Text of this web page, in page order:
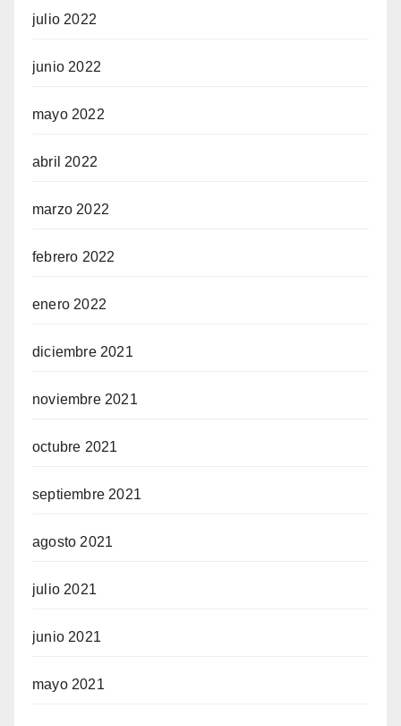
julio 2022
junio 2022
mayo 2022
abril 2022
marzo 2022
febrero 2022
enero 2022
diciembre 2021
noviembre 2021
octubre 2021
septiembre 2021
agosto 2021
julio 2021
junio 2021
mayo 2021